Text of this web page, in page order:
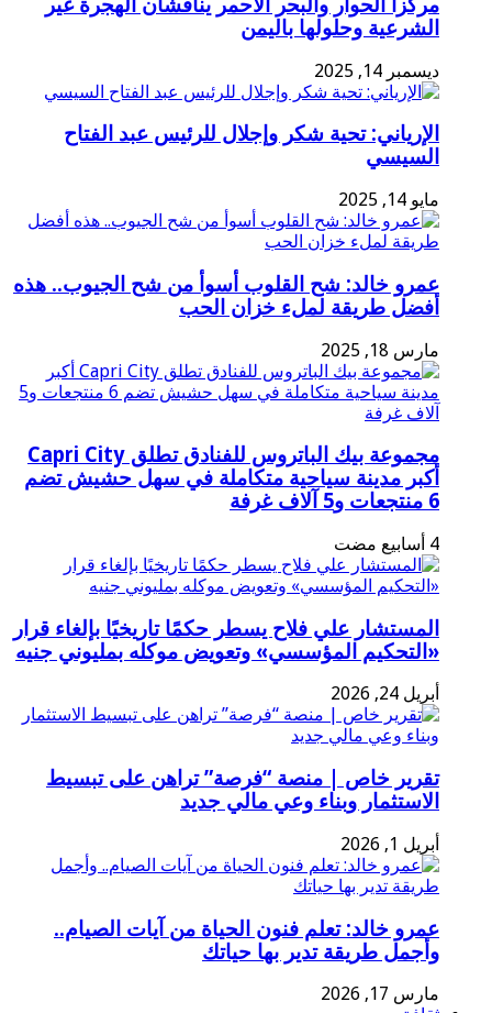
مركزا الحوار والبحر الأحمر يناقشان الهجرة غير
الشرعية وحلولها باليمن
ديسمبر 14, 2025
الإرياني: تحية شكر وإجلال للرئيس عبد الفتاح
السيسي
مايو 14, 2025
عمرو خالد: شح القلوب أسوأ من شح الجيوب.. هذه
أفضل طريقة لملء خزان الحب
مارس 18, 2025
مجموعة بيك الباتروس للفنادق تطلق Capri City
أكبر مدينة سياحية متكاملة في سهل حشيش تضم
6 منتجعات و5 آلاف غرفة
المستشار علي فلاح يسطر حكمًا تاريخيًا بإلغاء قرار
«التحكيم المؤسسي» وتعويض موكله بمليوني جنيه
أبريل 24, 2026
تقرير خاص | منصة “فرصة” تراهن على تبسيط
الاستثمار وبناء وعي مالي جديد
أبريل 1, 2026
عمرو خالد: تعلم فنون الحياة من آيات الصيام..
وأجمل طريقة تدير بها حياتك
مارس 17, 2026